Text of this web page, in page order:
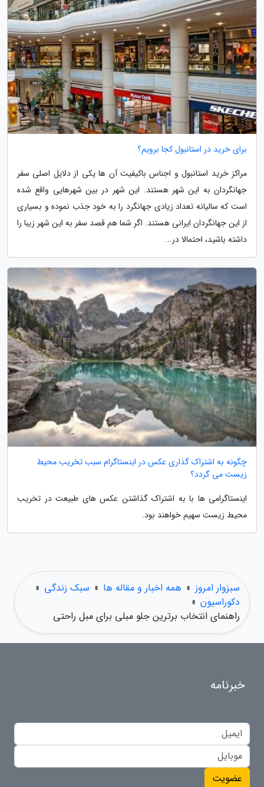
برای خرید در استانبول کجا برویم؟
مراکز خرید استانبول و اجناس باکیفیت آن ها یکی از دلایل اصلی سفر
جهانگردان به این شهر هستند. این شهر در بین شهرهایی واقع شده
است که سالیانه تعداد زیادی جهانگرد را به خود جذب نموده و بسیاری
از این جهانگردان ایرانی هستند. اگر شما هم قصد سفر به این شهر زیبا را
داشته باشید، احتمالا در...
چگونه به اشتراک گذاری عکس در اینستاگرام سبب تخریب محیط
زیست می گردد؟
اینستاگرامی ها با به اشتراک گذاشتن عکس های طبیعت در تخریب
محیط زیست سهیم خواهند بود.
سبزوار امروز » همه اخبار و مقاله ها » سبک زندگی »
دکوراسیون »
راهنمای انتخاب برترین جلو مبلی برای مبل راحتی
خبرنامه
عضویت